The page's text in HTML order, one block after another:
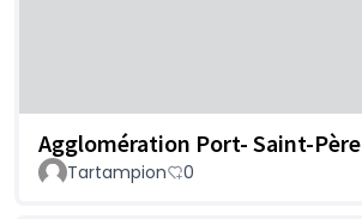
Agglomération Port- Saint-Père
Tartampion 0